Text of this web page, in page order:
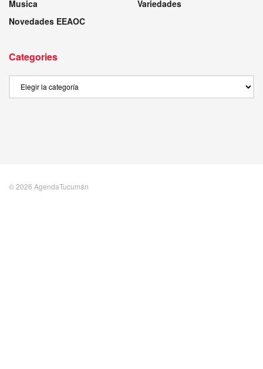
Musica
Novedades EEAOC
Variedades
Categories
© 2026 AgendaTucumán